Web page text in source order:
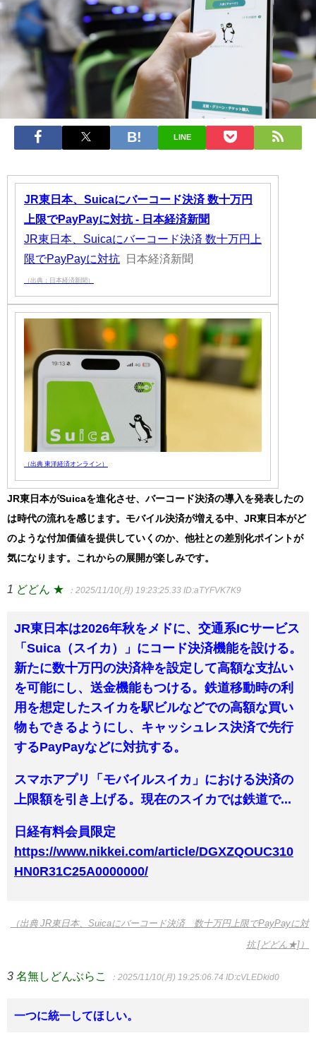
LINE
JR東日本、Suicaにバーコード決済 数十万円
上限でPayPayに対抗 - 日本経済新聞
JR東日本、Suicaにバーコード決済 数十万円上
限でPayPayに対抗
日本経済新聞
（出典：日本経済新聞）
（出典 東洋経済オンライン）
JR東日本がSuicaを進化させ、バーコード決済の導入を発表したの
は時代の流れを感じます。モバイル決済が増える中、JR東日本がど
のような付加価値を提供していくのか、他社との差別化ポイントが
気になります。これからの展開が楽しみです。
1 どどん ★ ：2025/11/10(月) 19:23:25.33 ID:aTYFVK7K9
JR東日本は2026年秋をメドに、交通系ICサービス
「Suica（スイカ）」にコード決済機能を設ける。
新たに数十万円の決済枠を設定して高額な支払い
を可能にし、送金機能もつける。鉄道移動時の利
用を想定したスイカを駅ビルなどでの高額な買い
物もできるようにし、キャッシュレス決済で先行
するPayPayなどに対抗する。
スマホアプリ「モバイルスイカ」における決済の
上限額を引き上げる。現在のスイカでは鉄道で...
日経有料会員限定
https://www.nikkei.com/article/DGXZQOUC310
HN0R31C25A0000000/
（出典 JR東日本、Suicaにバーコード決済 数十万円上限でPayPayに対
抗 [どどん★]）
3 名無しどんぶらこ ：2025/11/10(月) 19:25:06.74 ID:cVLEDkid0
一つに統一してほしい。